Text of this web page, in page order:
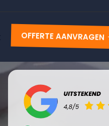
OFFERTE AANVRAGEN